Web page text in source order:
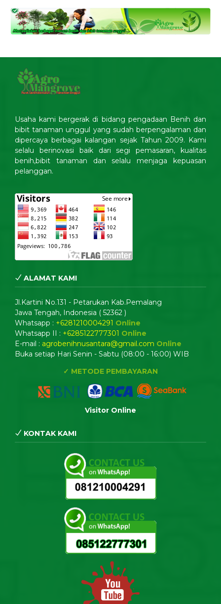
Usaha kami bergerak di bidang pengadaan Benih dan
bibit tanaman unggul yang sudah berpengalaman dan
dipercaya berbagai kalangan sejak Tahun 2009. Kami
selalu berinovasi baik dari segi pemasaran, kualitas
benih,bibit tanaman dan selalu menjaga kepuasan
pelanggan.
ALAMAT KAMI
Jl.Kartini No.131 - Petarukan Kab.Pemalang
Jawa Tengah, Indonesia ( 52362 )
Whatsapp : +6281210004291 Online
Whatsapp II : +6285122777301 Online
E-mail : agrobenihnusantara@gmail.com Online
Buka setiap Hari Senin - Sabtu (08:00 - 16:00) WIB
✓ METODE PEMBAYARAN
Visitor Online
KONTAK KAMI